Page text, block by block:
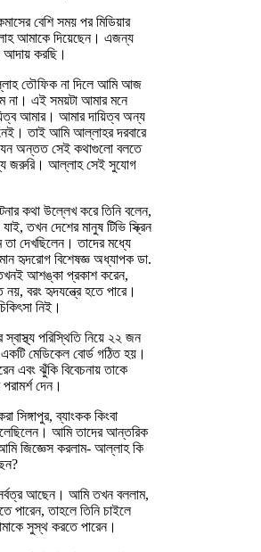
বেশি সময় পর মিডিয়ার
আমাকে দিয়েছেন। এজন্য
আদায় করছি।
তৌফিক না দিলে আমি আজ
না। এই সময়টা আমার মনে
আমার। আমার দায়িত্ব অন্য
তাই আমি আল্লাহর দরবারে
অন্তত সেই কথাগুলো বলতে
জরুরি। আল্লাহ সেই সুযোগ
কথা উল্লেখ করে তিনি বলেন,
তখন দেশের মানুষ টিভি স্ক্রিন
তা দেখছিলেন। তাদের মধ্যে
হৃদরোগ বিশেষজ্ঞ অধ্যাপক ডা.
তখনই আশঙ্কা প্রকাশ করেন,
বরং হৃদযন্ত্রে হতে পারে।
নিই।
পরিস্থিতি নিয়ে ২২ জন
মেডিকেল বোর্ড গঠিত হয়।
এবং ঝুঁকি বিবেচনায় তাকে
দেন।
সিঙ্গাপুর, ব্যাংকক কিংবা
আমি তাদের আন্তরিক
জিজ্ঞেস করলাম- আল্লাহ কি
আছেন। আমি তখন বললাম,
পারেন, তাহলে তিনি চাইলে
সুস্থ করতে পারেন।